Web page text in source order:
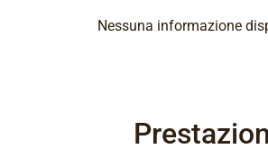
Nessuna informazione